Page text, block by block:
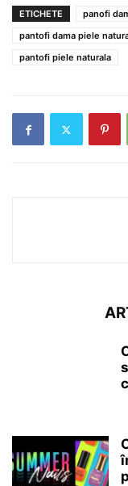
ETICHETE
panofi
pantofi dama piele
pantofi piele naturala